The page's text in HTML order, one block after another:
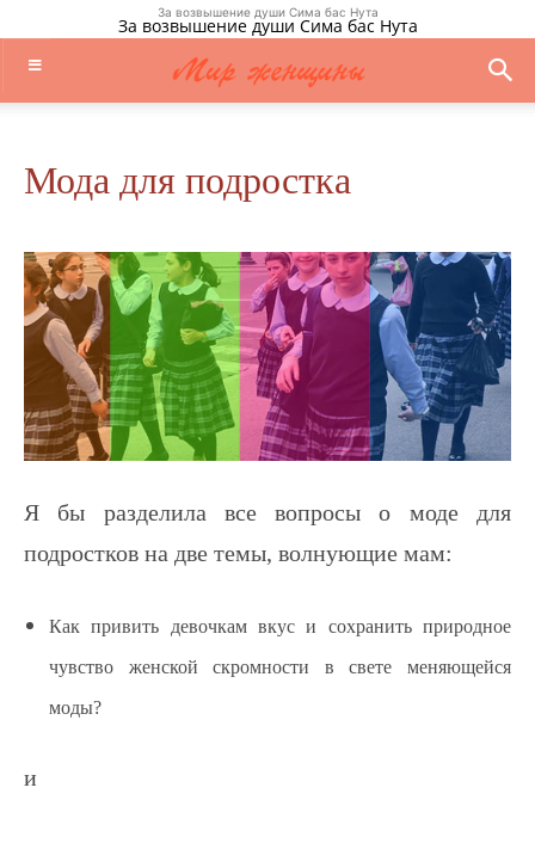
За возвышение души Сима бас Нута
За возвышение души Сима бас Нута
Мода для подростка
Я бы разделила все вопросы о моде для
подростков на две темы, волнующие мам:
Как привить девочкам вкус и сохранить природное
чувство женской скромности в свете меняющейся
моды?
и